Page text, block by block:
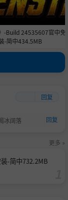
-Build 24535607官中免
-简中434.5MB
回复
回复
更多 »
-简中732.2MB